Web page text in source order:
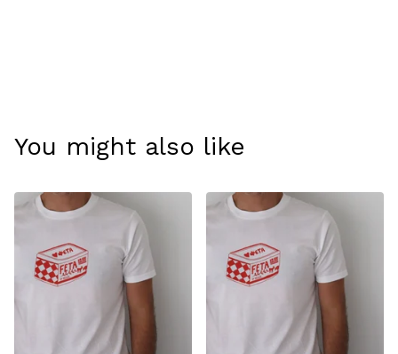
You might also like